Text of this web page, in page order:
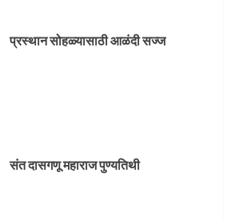
संत दासगणू महाराज पुण्यतिथी
जवानाला मिळाला महापूजेचा मान